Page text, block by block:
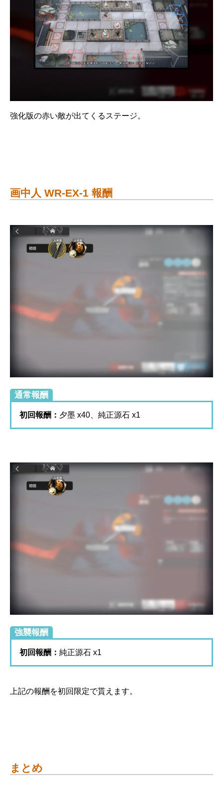
強化版の赤い敵が出てくるステージ。
画中人 WR-EX-1 報酬
通常報酬
初回報酬： 夕墨 x40、純正源石 x1
強襲報酬
初回報酬： 純正源石 x1
上記の報酬を初回限定で貰えます。
まとめ